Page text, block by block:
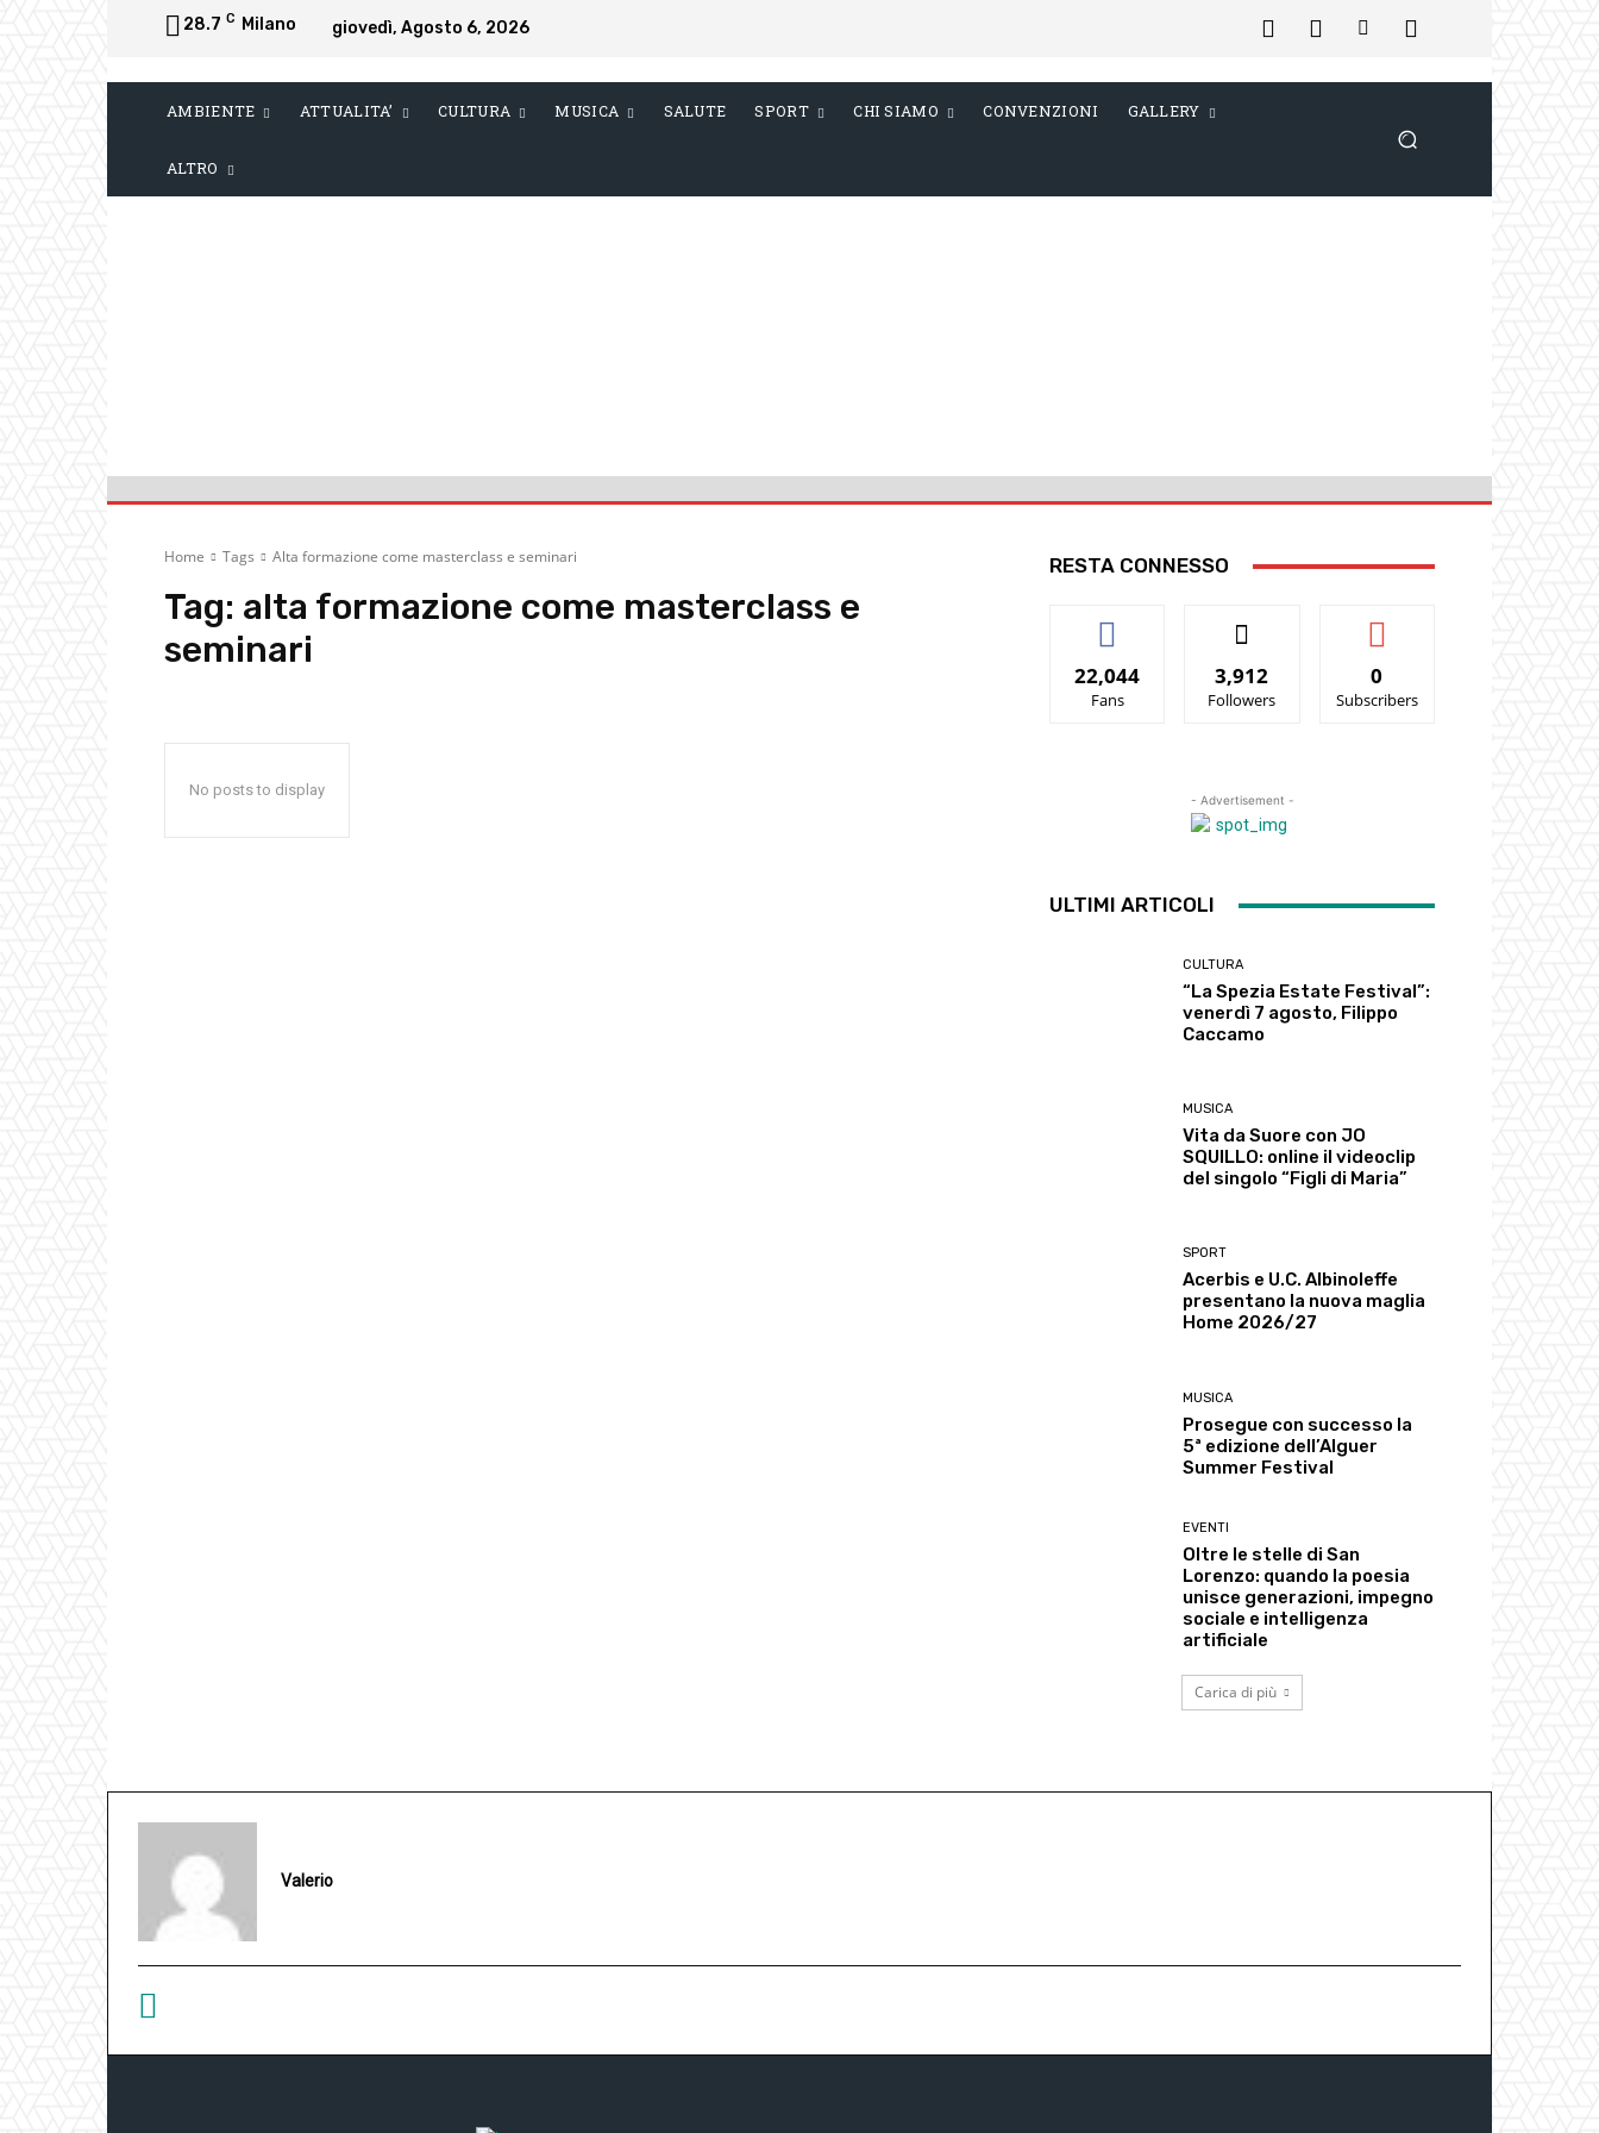
28.7 C Milano giovedì, Agosto 6, 2026
AMBIENTE ATTUALITA’ CULTURA MUSICA SALUTE SPORT CHI SIAMO CONVENZIONI GALLERY
ALTRO
Home Tags Alta formazione come masterclass e seminari
Tag: alta formazione come masterclass e
seminari
No posts to display
RESTA CONNESSO
22,044
Fans
3,912
Followers
0
Subscribers
- Advertisement -
ULTIMI ARTICOLI
CULTURA
“La Spezia Estate Festival”:
venerdì 7 agosto, Filippo
Caccamo
MUSICA
Vita da Suore con JO
SQUILLO: online il videoclip
del singolo “Figli di Maria”
SPORT
Acerbis e U.C. Albinoleffe
presentano la nuova maglia
Home 2026/27
MUSICA
Prosegue con successo la
5ª edizione dell’Alguer
Summer Festival
EVENTI
Oltre le stelle di San
Lorenzo: quando la poesia
unisce generazioni, impegno
sociale e intelligenza
artificiale
Carica di più
Valerio